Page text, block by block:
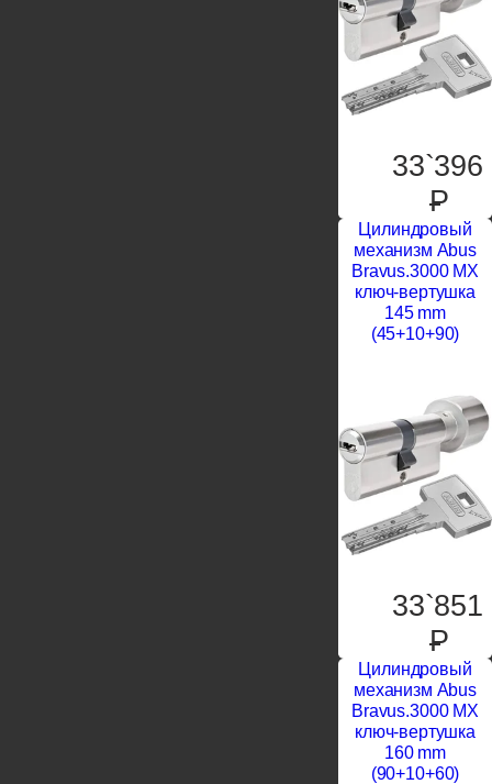
33`396
P
Цилиндровый
механизм Abus
Bravus.3000 MX
ключ-вертушка
145 mm
(45+10+90)
33`851
P
Цилиндровый
механизм Abus
Bravus.3000 MX
ключ-вертушка
160 mm
(90+10+60)